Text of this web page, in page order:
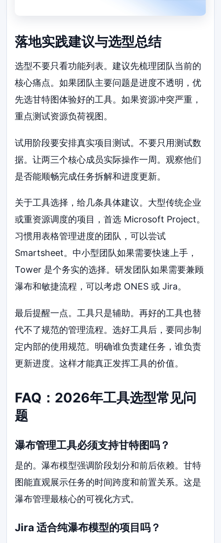
落地实践建议与选型总结
选型不要只看功能列表。建议先梳理团队当前的
核心痛点。如果团队主要问题是进度不透明，优
先选甘特图体验好的工具。如果资源冲突严重，
重点测试资源负荷视图。
试用阶段要安排真实项目测试。不要只用测试数
据。让两三个核心成员实际操作一周。观察他们
是否能顺畅完成任务拆解和进度更新。
关于工具选择，给几条具体建议。大型传统企业
或重资源调度的项目，首选 Microsoft Project。
习惯用表格管理进度的团队，可以尝试
Smartsheet。中小型团队如果需要快速上手，
Tower 是个务实的选择。研发团队如果需要兼顾
瀑布和敏捷流程，可以考虑 ONES 或 Jira。
最后提醒一点。工具只是辅助。再好的工具也替
代不了规范的管理流程。选好工具后，要同步制
定内部的使用规范。明确谁负责建任务，谁负责
更新进度。这样才能真正发挥工具的价值。
FAQ：2026年工具选型常见问
题
瀑布管理工具必须支持甘特图吗？
是的。瀑布模型强调阶段划分和前后依赖。甘特
图能直观展示任务的时间跨度和前置关系。这是
瀑布管理最核心的可视化方式。
Jira 适合纯瀑布模型的项目吗？